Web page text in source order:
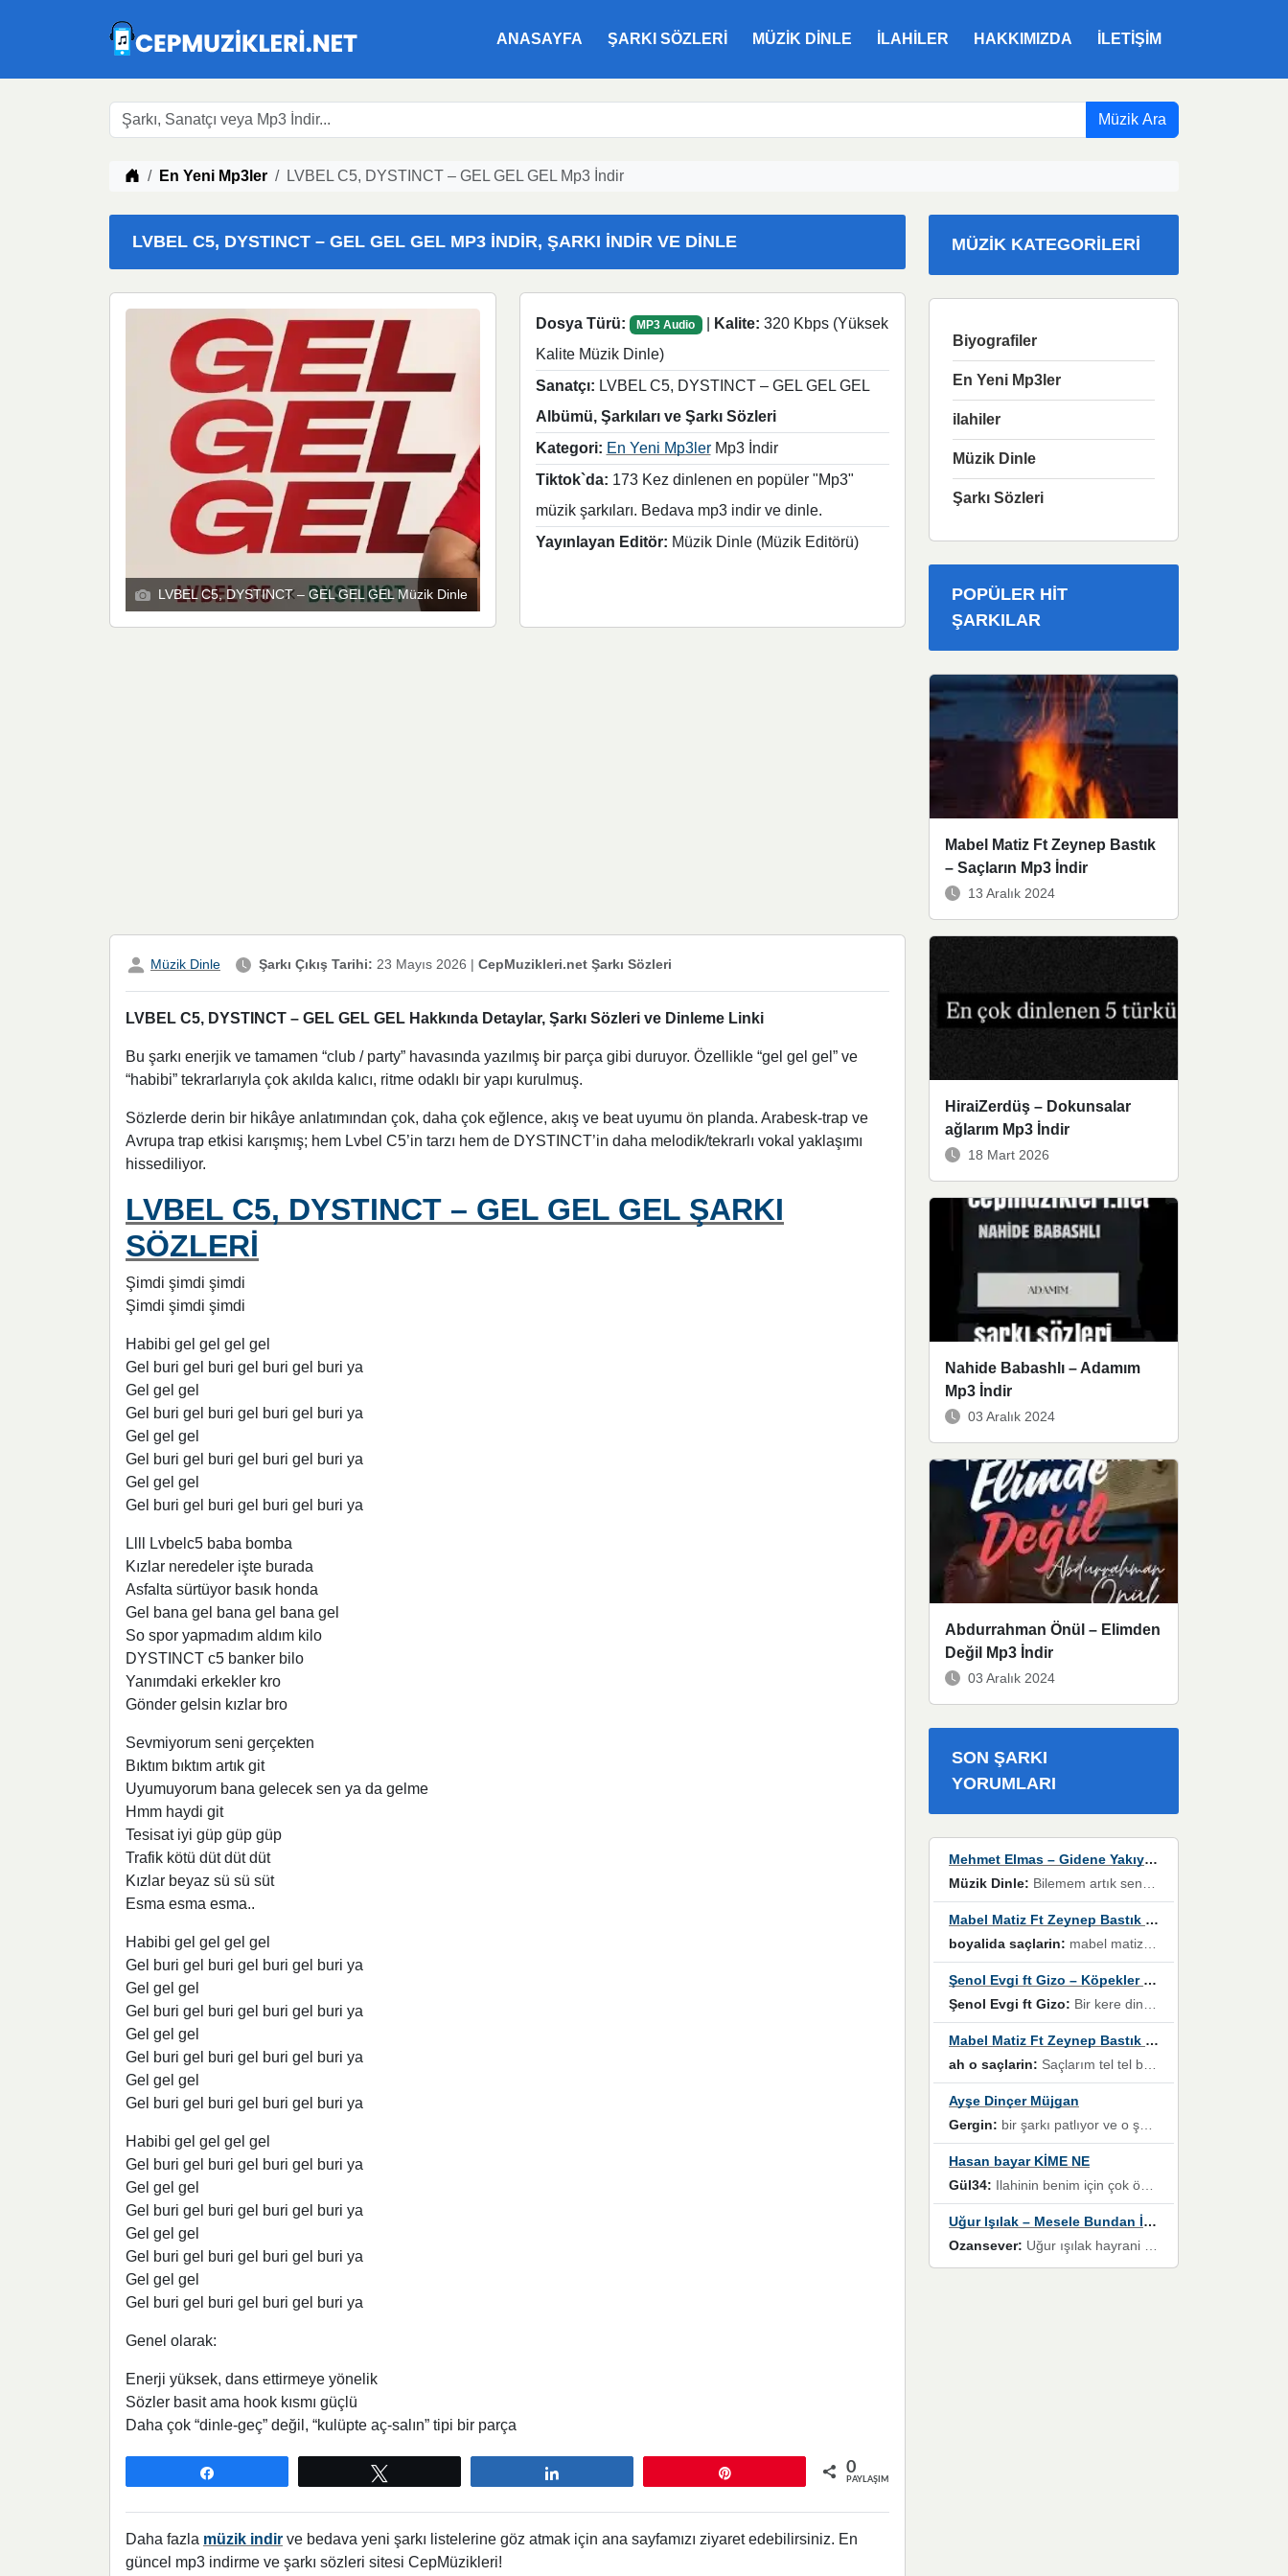
ANASAYFA ŞARKI SÖZLERI MÜZIK DINLE ILAHILER HAKKIMIZDA İLETIŞIM
Müzik Ara
Müzik indir
En Yeni Mp3ler LVBEL C5, DYSTINCT – GEL GEL GEL Mp3 İndir
LVBEL C5, DYSTINCT – GEL GEL GEL MP3 İNDIR, ŞARKI İNDIR VE DINLE
LVBEL C5, DYSTINCT – GEL GEL GEL Müzik Dinle
Dosya Türü: MP3 Audio Kalite: 320 Kbps (Yüksek
Kalite Müzik Dinle)
Sanatçı: LVBEL C5, DYSTINCT – GEL GEL GEL
Albümü, Şarkıları ve Şarkı Sözleri
Kategori: En Yeni Mp3lerMp3 İndir
Tiktok`da: 173 Kez dinlenen en popüler "Mp3"
müzik şarkıları. Bedava mp3 indir ve dinle.
Yayınlayan Editör: Müzik Dinle (Müzik Editörü)
Müzik Dinle Şarkı Çıkış Tarihi: 23 Mayıs 2026 | CepMuzikleri.net Şarkı Sözleri
LVBEL C5, DYSTINCT – GEL GEL GEL Hakkında Detaylar, Şarkı Sözleri ve Dinleme Linki
Bu şarkı enerjik ve tamamen “club / party” havasında yazılmış bir parça gibi duruyor. Özellikle “gel gel gel” ve
“habibi” tekrarlarıyla çok akılda kalıcı, ritme odaklı bir yapı kurulmuş.
Sözlerde derin bir hikâye anlatımından çok, daha çok eğlence, akış ve beat uyumu ön planda. Arabesk-trap ve
Avrupa trap etkisi karışmış; hem Lvbel C5’in tarzı hem de DYSTINCT’in daha melodik/tekrarlı vokal yaklaşımı
hissediliyor.
LVBEL C5, DYSTINCT – GEL GEL GEL ŞARKI
SÖZLERİ
Şimdi şimdi şimdi
Şimdi şimdi şimdi
Habibi gel gel gel gel
Gel buri gel buri gel buri gel buri ya
Gel gel gel
Gel buri gel buri gel buri gel buri ya
Gel gel gel
Gel buri gel buri gel buri gel buri ya
Gel gel gel
Gel buri gel buri gel buri gel buri ya
Llll Lvbelc5 baba bomba
Kızlar neredeler işte burada
Asfalta sürtüyor basık honda
Gel bana gel bana gel bana gel
So spor yapmadım aldım kilo
DYSTINCT c5 banker bilo
Yanımdaki erkekler kro
Gönder gelsin kızlar bro
Sevmiyorum seni gerçekten
Bıktım bıktım artık git
Uyumuyorum bana gelecek sen ya da gelme
Hmm haydi git
Tesisat iyi güp güp güp
Trafik kötü düt düt düt
Kızlar beyaz sü sü süt
Esma esma esma..
Habibi gel gel gel gel
Gel buri gel buri gel buri gel buri ya
Gel gel gel
Gel buri gel buri gel buri gel buri ya
Gel gel gel
Gel buri gel buri gel buri gel buri ya
Gel gel gel
Gel buri gel buri gel buri gel buri ya
Habibi gel gel gel gel
Gel buri gel buri gel buri gel buri ya
Gel gel gel
Gel buri gel buri gel buri gel buri ya
Gel gel gel
Gel buri gel buri gel buri gel buri ya
Gel gel gel
Gel buri gel buri gel buri gel buri ya
Genel olarak:
Enerji yüksek, dans ettirmeye yönelik
Sözler basit ama hook kısmı güçlü
Daha çok “dinle-geç” değil, “kulüpte aç-salın” tipi bir parça
0
PAYLAŞIMLAR
Daha fazla müzik indir ve bedava yeni şarkı listelerine göz atmak için ana sayfamızı ziyaret edebilirsiniz. En
güncel mp3 indirme ve şarkı sözleri sitesi CepMüzikleri!
MÜZIK KATEGORILERI
Biyografiler
En Yeni Mp3ler
ilahiler
Müzik Dinle
Şarkı Sözleri
POPÜLER HIT
ŞARKILAR
Mabel Matiz Ft Zeynep Bastık
– Saçların Mp3 İndir
13 Aralık 2024
HiraiZerdüş – Dokunsalar
ağlarım Mp3 İndir
18 Mart 2026
Nahide Babashlı – Adamım
Mp3 İndir
03 Aralık 2024
Abdurrahman Önül – Elimden
Değil Mp3 İndir
03 Aralık 2024
SON ŞARKI
YORUMLARI
Mehmet Elmas – Gidene Yakıyorum
Müzik Dinle: Bilemem artık senden bir şans daha / Düştüğün zaman ben olmayacağım yanında” dizeleri, artık geçmişin tekrarına izin verilmeyeceğini, kişisel sınırların çizildiğini gösteriyor.
Mabel Matiz Ft Zeynep Bastık – Saçların
boyalida saçlarin: mabel matiz'in maya albümünde yer alan güzellerden. parça da şarkı hani! müzikal altyapısına vurulduğum, sözlerinde kaybolduğum bir parça olmuş.
Şenol Evgi ft Gizo – Köpekler Tanımadıklarına havlar
Şenol Evgi ft Gizo: Bir kere dinlememe rağmen kulaklardan gitmiyor sen sen sen sen kurban ol sen sen sen sen hayran ol yükses ses müzik dinleme sebebisiniz canlar bomba gibi patladınız maşallah
Mabel Matiz Ft Zeynep Bastık – Saçların
ah o saçlarin: Saçlarım tel tel beyazlıyor beyazlagına degil yanımda sen yoksun ona üzülüyorum günler bir bir geçiyor geçen günlere değil sensiz geçen günlere darılıyorum,Dinledikce asla kavusamayacagim ama asla unutamicagim sevdiğim adam için yanar içim
Ayşe Dinçer Müjgan
Gergin: bir şarkı patlıyor ve o şarkıyı millet her paylaşımın altına koyuyor ve öyle bir durum hal alıyor ki şarkıyı dinlemeden şarkıdan bikıyorsun Ama bu enteresan bir şekilde dillere dolanıyor millet olarak seviyoruz dertlerle boğuşurken bir yandan da göbek atmayi))) diyeceklerim bu kadar güzel hoş bir sayfa emeğinize sağlık arkadaşlar kolay gelsin
Hasan bayar KİME NE
Gül34: Ilahinin benim için çok özel bir yeri var İlk çıktığında komşum ne kadar yüksek sesle dinliyorsa orada duymuştum ve YouTube'dan aratıp Bu ilahiyi bulmuştum ve sonra müdavimi oldum günlük Ben de 3-5 kere dinleyip ezberleyip artık ilahiye bende eşlik ediyorum yüksek sesle Allah razı olsun hizmet nimettir Rabbim sizin zahmetlerinize de hayırlı nimetler versin Selam ve dua ile Allah'a emanet olun
Uğur Işılak – Mesele Bundan İbaret
Ozansever: Uğur ışılak hayrani olarak eski yeni tüm eserlerini keyifle huzurla dinleyenlerden birisiyim, emeğine saygı duyan gönül veren bunu en güzel şekilde sevenlerine ulaştıran siz değerli sayfa yöneticilerine de teşekkür ederim